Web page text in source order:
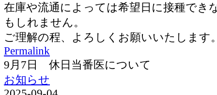
在庫や流通によっては希望日に接種でき
もしれません。
ご理解の程、よろしくお願いいたします
Permalink
9月7日 休日当番医について
お知らせ